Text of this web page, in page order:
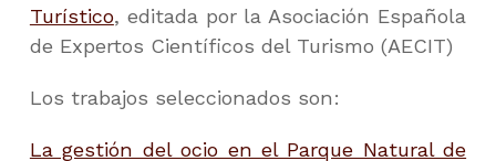
Turístico, editada por la Asociación Española
de Expertos Científicos del Turismo (AECIT)
Los trabajos seleccionados son:
La gestión del ocio en el Parque Natural de